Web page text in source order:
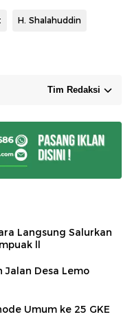
H. Shalahuddin
Tim Redaksi
Langsung Salurkan
ll
Jalan Desa Lemo
Umum ke 25 GKE